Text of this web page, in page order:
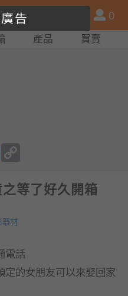
尋
產
品
比
會
員
0
產品 買賣
MeWe
等了好久開箱
器材
電話
定的女朋友可以來娶回家
告